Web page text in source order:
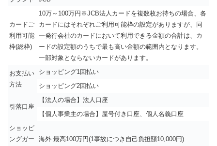
カードご
利用可能
枠(総枠)
10万～100万円※JCB法人カードを複数枚お持ちの場合、各
カードにはそれぞれご利用可能枠の設定がありますが、同
一発行会社のカードにおいて利用できる金額の合計は、カ
ードの設定額のうちで最も高い金額の範囲内となります。
一部対象とならないカードがあります。
お支払い
方法
ショッピング1回払い
ショッピング2回払い
引落口座
【法人の場合】法人口座
【個人事業主の場合】屋号付き口座、個人名義口座
ショッピ
ングガー
海外 最高100万円(1事故につき自己負担額10,000円)